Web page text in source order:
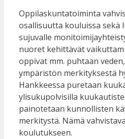
Oppilaskuntatoiminta
osallisuutta kouluissa sekä
sujuvalle
nuoret kehittävät
oppivat mm. puhtaan
ympäristön merkityksestä
Hankkeessa puretaan
ylisukupolvisilla
painotetaan kunnollisten
merkitystä. Nämä
koulutukseen.